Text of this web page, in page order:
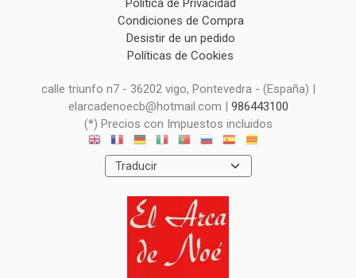
Condiciones de Compra
Desistir de un pedido
Políticas de Cookies
calle triunfo n7 - 36202 vigo, Pontevedra - (España) |
elarcadenoecb@hotmail.com | 986443100
(*) Precios con Impuestos incluidos